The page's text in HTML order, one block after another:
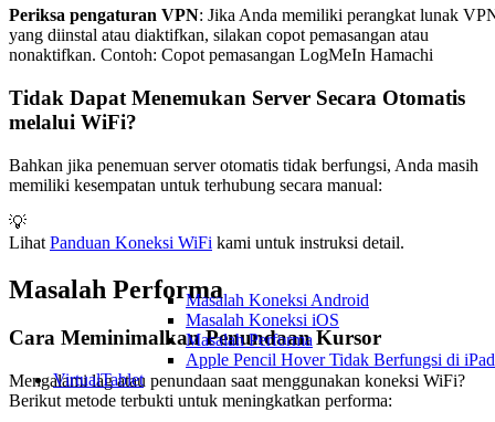
Masalah Koneksi Android
Masalah Koneksi iOS
Masalah Performa
Apple Pencil Hover Tidak Berfungsi di iPad
VirtualTablet
Periksa pengaturan VPN: Jika Anda memiliki perangkat lunak
yang diinstal atau diaktifkan, silakan copot pemasangan atau
nonaktifkan. Contoh: Copot pemasangan LogMeIn Hamachi
Tidak Dapat Menemukan Server Secara Otomatis
melalui WiFi?
Bahkan jika penemuan server otomatis tidak berfungsi, Anda masih
memiliki kesempatan untuk terhubung secara manual:
💡
Lihat Panduan Koneksi WiFi kami untuk instruksi detail.
Masalah Performa
Cara Meminimalkan Penundaan Kursor
Mengalami lag atau penundaan saat menggunakan koneksi WiFi?
Berikut metode terbukti untuk meningkatkan performa: